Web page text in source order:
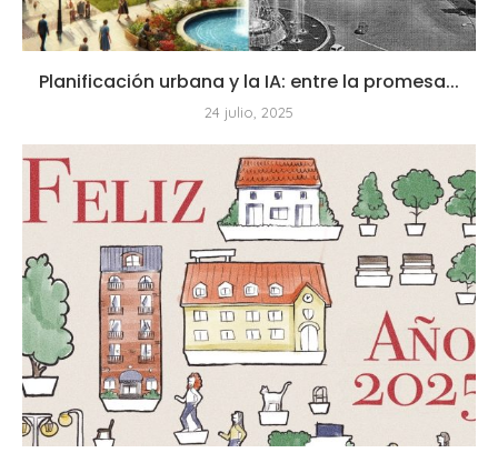
Planificación urbana y la IA: entre la promesa...
24 julio, 2025